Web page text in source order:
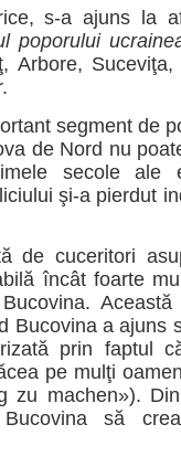
s-a ajuns la
poporului
Arbore,
segment de
de Nord nu
secole ale
şi-a pierdut
de cuceritori
încât foarte
Această
Bucovina a ajuns
prin faptul
pe mulţi
zu machen»).
să